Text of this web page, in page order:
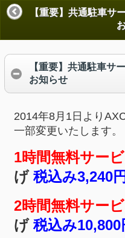
【重要】共通駐車サ
【重要】共通駐車サ
お知らせ
2014年8月1日より
一部変更いたします。
1時間無料サー
げ 税込み3,240
2時間無料サー
げ 税込み10,800